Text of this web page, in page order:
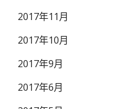
2017年11月
2017年10月
2017年9月
2017年6月